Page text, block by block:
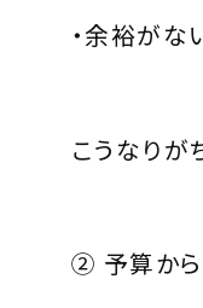
・余裕がな
こうなりが
② 予算から